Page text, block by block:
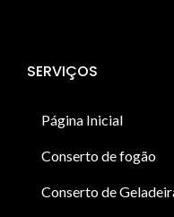
SERVIÇOS
Página Inicial
Conserto de fogão
Conserto de